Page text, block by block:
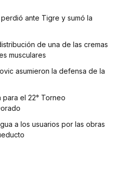
ante Tigre y sumó la
de una de las cremas
musculares
asumieron la defensa de la
el 22° Torneo
a los usuarios por las obras